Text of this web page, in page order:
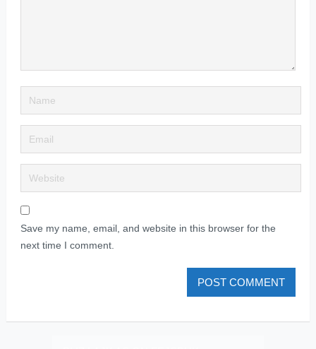
Save my name, email, and website in this browser for the
next time I comment.